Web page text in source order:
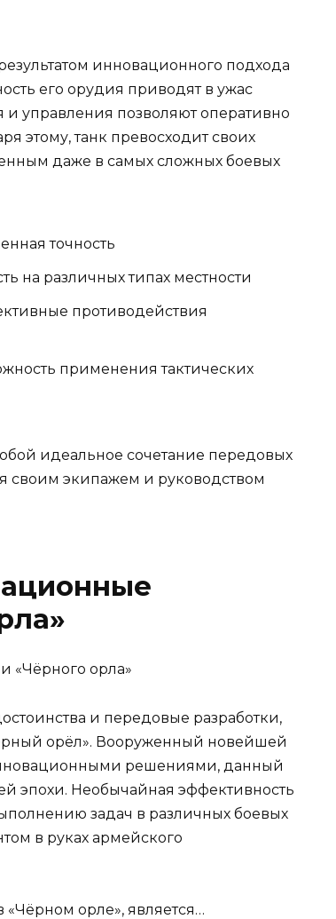
инновационного подхода
его орудия приводят в ужас
управления позволяют оперативно
этому, танк превосходит своих
даже в самых сложных боевых
точность
на различных типах местности
противодействия
применения тактических
идеальное сочетание передовых
своим экипажем и руководством
и передовые разработки,
орёл». Вооруженный новейшей
решениями, данный
эпохи. Необычайная эффективность
задач в различных боевых
в руках армейского
орле», является…